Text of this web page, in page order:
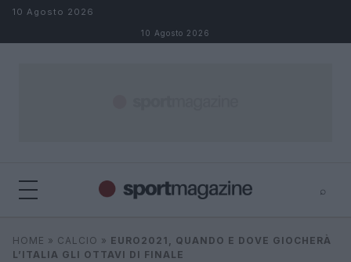
Salta al contenuto
10 Agosto 2026
10 Agosto 2026
⌕
Cerca
⌕ ×
HOME » CALCIO » EURO2021, QUANDO E DOVE GIOCHERÀ
L’ITALIA GLI OTTAVI DI FINALE